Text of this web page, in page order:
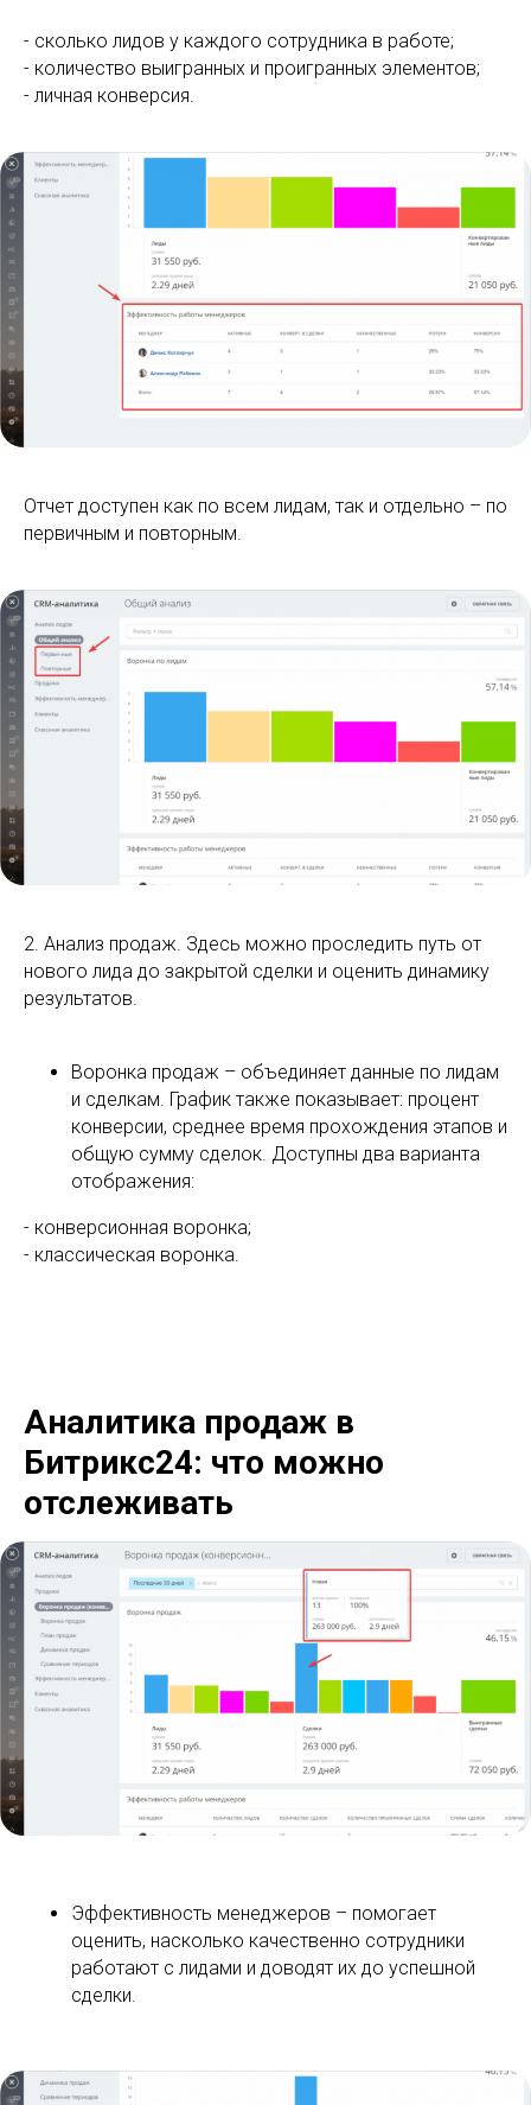
- сколько лидов у каждого сотрудника в работе;
- количество выигранных и проигранных элементов;
- личная конверсия.
Отчет доступен как по всем лидам, так и отдельно – по
первичным и повторным.
2. Анализ продаж. Здесь можно проследить путь от
нового лида до закрытой сделки и оценить динамику
результатов.
Воронка продаж – объединяет данные по лидам
и сделкам. График также показывает: процент
конверсии, среднее время прохождения этапов и
общую сумму сделок. Доступны два варианта
отображения:
- конверсионная воронка;
- классическая воронка.
Аналитика продаж в
Битрикс24: что можно
отслеживать
Эффективность менеджеров – помогает
оценить, насколько качественно сотрудники
работают с лидами и доводят их до успешной
сделки.